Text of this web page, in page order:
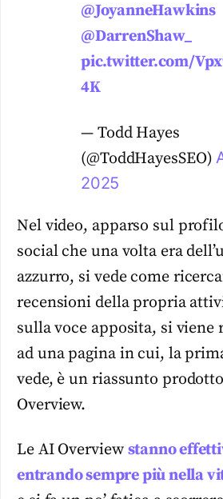
@JoyanneHawkins
@DarrenShaw_
pic.twitter.com/
4K
— Todd Hayes
(@ToddHayesSEO)
2025
Nel video, apparso sul
social che una volta era
azzurro, si vede come
recensioni della propria
sulla voce apposita, si viene
ad una pagina in cui, la
vede, è un riassunto
Overview.
Le AI Overview stanno
entrando sempre più nella